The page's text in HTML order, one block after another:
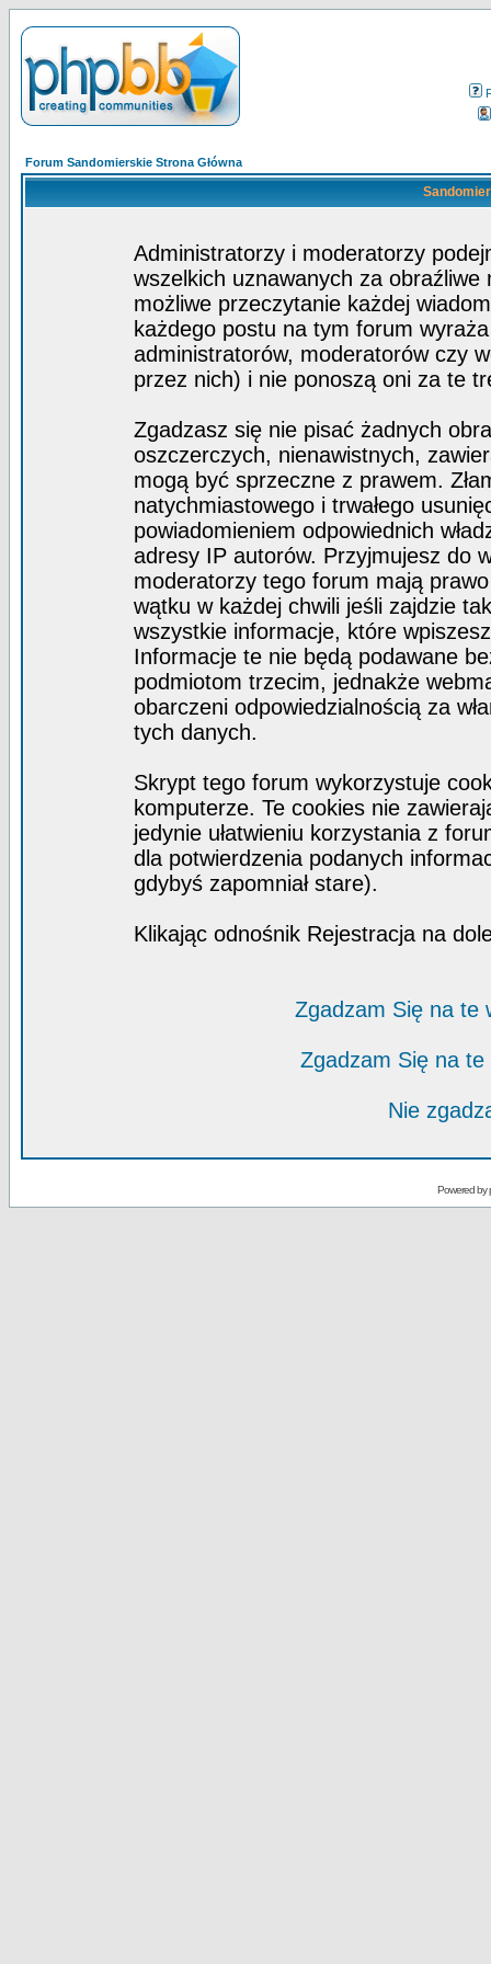
Forum Sandomierskie Strona Główna
Administratorzy i moderatorzy
wszelkich uznawanych za obraźliwe
możliwe przeczytanie każdej
każdego postu na tym forum
administratorów, moderatorów czy
przez nich) i nie ponoszą oni za te
Zgadzasz się nie pisać żadnych
oszczerczych, nienawistnych,
mogą być sprzeczne z prawem.
natychmiastowego i trwałego
powiadomieniem odpowiednich
adresy IP autorów. Przyjmujesz do
moderatorzy tego forum mają
wątku w każdej chwili jeśli zajdzie
wszystkie informacje, które
Informacje te nie będą podawane
podmiotom trzecim, jednakże
obarczeni odpowiedzialnością za
tych danych.
Skrypt tego forum wykorzystuje
komputerze. Te cookies nie
jedynie ułatwieniu korzystania z
dla potwierdzenia podanych
gdybyś zapomniał stare).
Klikając odnośnik Rejestracja na
Zgadzam Się na te
Zgadzam Się na
Nie
Powered by